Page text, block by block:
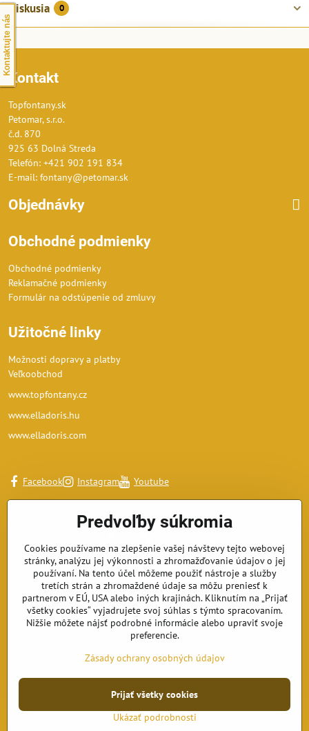
Diskusia 0
Kontakt
Topfontany.sk
Petomar, s.r.o.
č.d. 870
925 63 Dolná Streda
Telefón: +421 902 191 834
E-mail: fontany@petomar.sk
Objednávky
Obchodné podmienky
Obchodné podmienky
Reklamačné podmienky
Formulár na odstúpenie od zmluvy
Užitočné linky
Možnosti dopravy a platby
Veľkoobchod
www.topfontany.cz
www.elladoris.hu
www.elladoris.com
Facebook Instagram Youtube
Kontaktujte nás
©2026Copyright
Predvoľby súkromiaZásady ochrany osobných údajov
Vytvorené pomocou:BiznisWeb.sk
Predvoľby súkromia
Cookies používame na zlepšenie vašej návštevy tejto webovej
stránky, analýzu jej výkonnosti a zhromažďovanie údajov o jej
používaní. Na tento účel môžeme použiť nástroje a služby
tretích strán a zhromaždené údaje sa môžu preniesť k
partnerom v EÚ, USA alebo iných krajinách. Kliknutím na „Prijať
všetky cookies“ vyjadrujete svoj súhlas s týmto spracovaním.
Nižšie môžete nájsť podrobné informácie alebo upraviť svoje
preferencie.
Zásady ochrany osobných údajov
Ukázať podrobnosti
Prijať všetky cookies